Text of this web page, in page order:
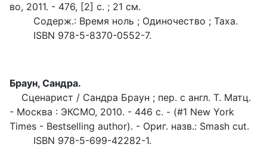
во, 2011. - 476, [2] с. ; 21 см.
Содерж.: Время ноль ; Одиночество ; Таха.
ISBN 978-5-8370-0552-7.
Браун, Сандра.
Сценарист / Сандра Браун ; пер. с англ. Т. Матц.
- Москва : ЭКСМО, 2010. - 446 с. - (#1 New York
Times - Bestselling author). - Ориг. назв.: Smash cut.
ISBN 978-5-699-42282-1.